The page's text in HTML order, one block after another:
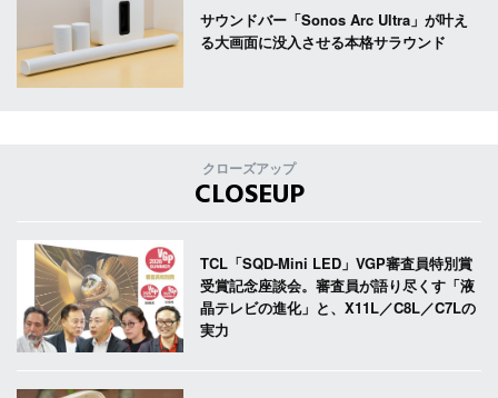
サウンドバー「Sonos Arc Ultra」が叶え
る大画面に没入させる本格サラウンド
クローズアップ
CLOSEUP
TCL「SQD-Mini LED」VGP審査員特別賞
受賞記念座談会。審査員が語り尽くす「液
晶テレビの進化」と、X11L／C8L／C7Lの
実力